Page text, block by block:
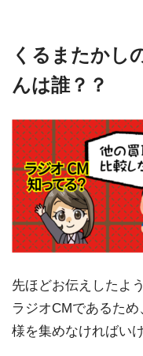
くるまたかし
んは誰？？
先ほどお伝えしたよ
ラジオCMであるた
様を集めなければい